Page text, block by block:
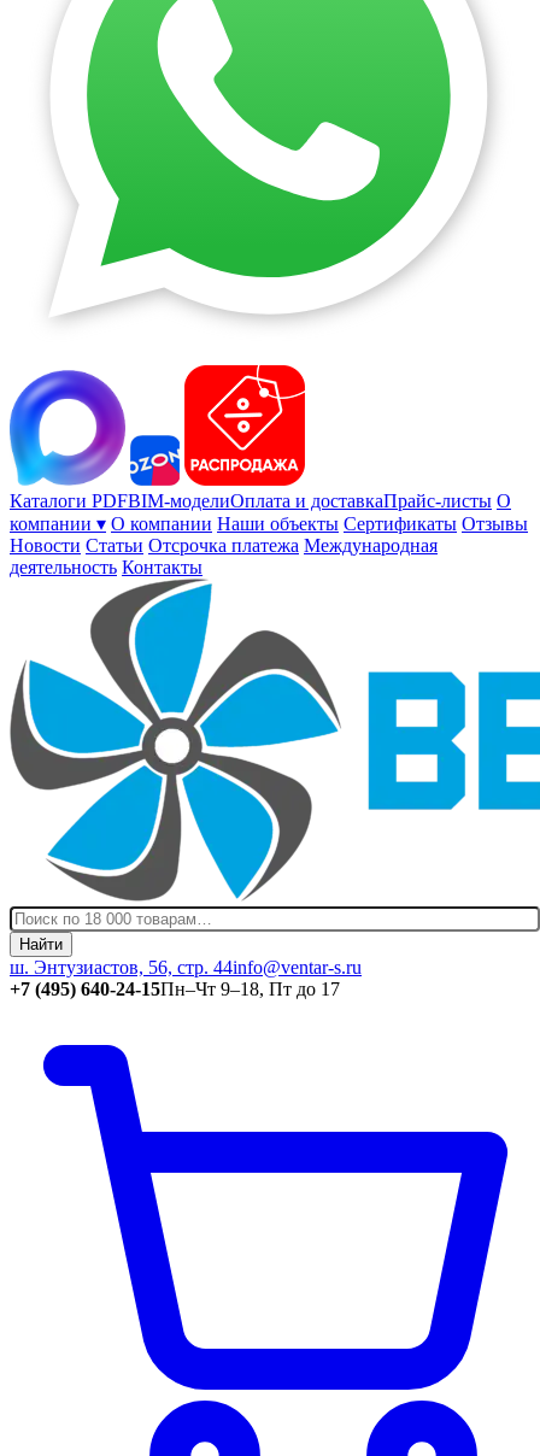
Каталоги PDFBIM-моделиОплата и доставкаПрайс-листы О
компании ▾ О компании Наши объекты Сертификаты Отзывы
Новости Статьи Отсрочка платежа Международная
деятельность Контакты
Найти
ш. Энтузиастов, 56, стр. 44info@ventar-s.ru
+7 (495) 640-24-15Пн–Чт 9–18, Пт до 17